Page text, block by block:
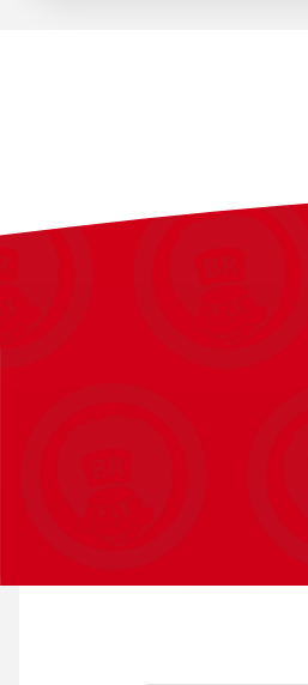
Bremser: V-bremse foran